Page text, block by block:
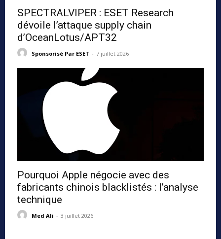
SPECTRALVIPER : ESET Research
dévoile l’attaque supply chain
d’OceanLotus/APT32
Sponsorisé Par ESET - 7 juillet 2026
Pourquoi Apple négocie avec des
fabricants chinois blacklistés : l’analyse
technique
Med Ali - 3 juillet 2026